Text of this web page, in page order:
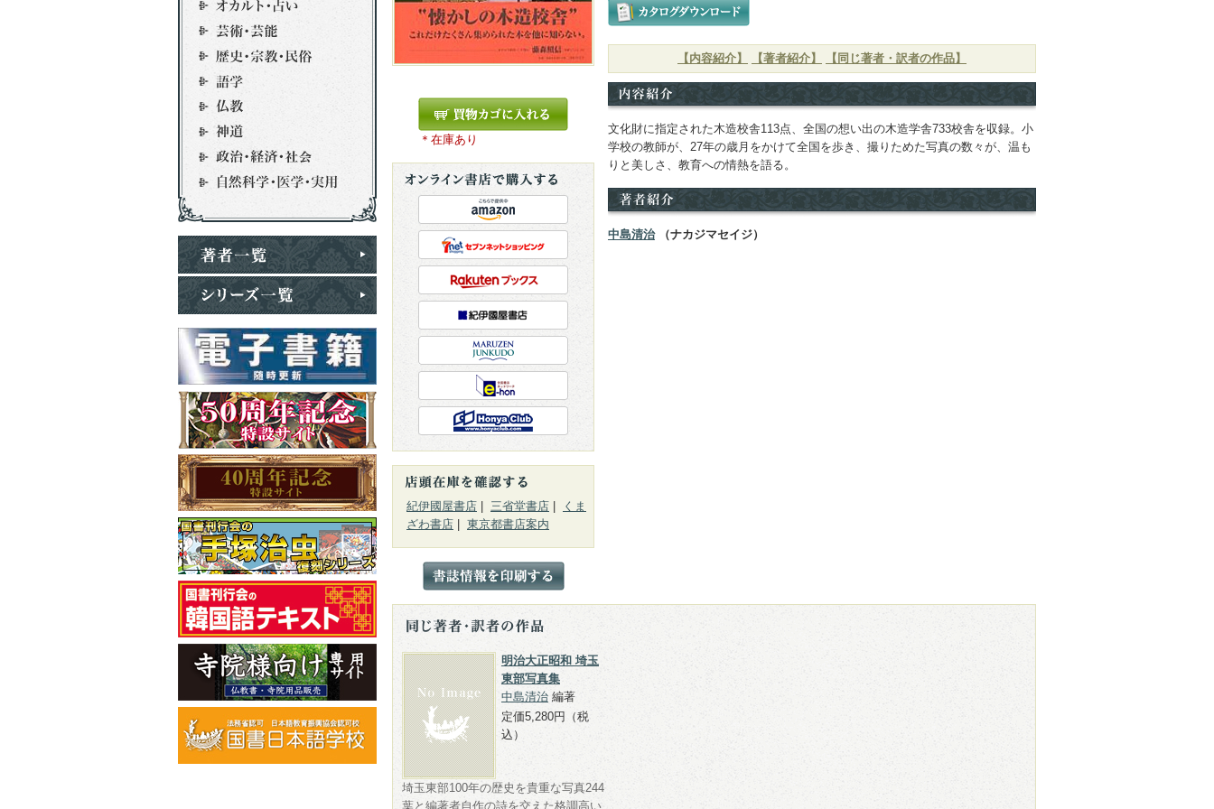
【内容紹介】 【著者紹介】 【同じ著者・訳者の作品】
文化財に指定された木造校舎113点、全国の想い出の木造学舎733校舎を収録。小
学校の教師が、27年の歳月をかけて全国を歩き、撮りためた写真の数々が、温も
りと美しさ、教育への情熱を語る。
中島清治（ナカジマセイジ）
＊在庫あり
紀伊國屋書店 三省堂書店
くま
ざわ書店
東京都書店案内
明治大正昭和 埼玉
東部写真集
中島清治 編著
定価5,280円（税
込）
埼玉東部100年の歴史を貴重な写真244
葉と編著者自作の詩を交えた格調高い